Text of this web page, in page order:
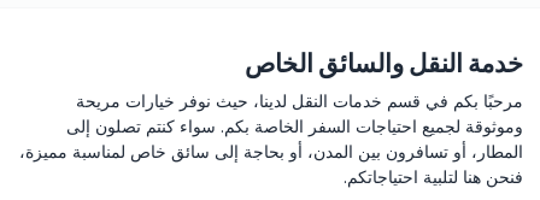
خدمة النقل والسائق الخاص
مرحبًا بكم في قسم خدمات النقل لدينا، حيث نوفر خيارات مريحة
وموثوقة لجميع احتياجات السفر الخاصة بكم. سواء كنتم تصلون إلى
المطار، أو تسافرون بين المدن، أو بحاجة إلى سائق خاص لمناسبة مميزة،
فنحن هنا لتلبية احتياجاتكم.